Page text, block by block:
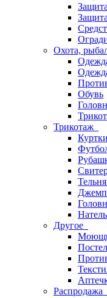
Охота,
Обувь
Трикотаж
Куртки
Другое
Распродажа